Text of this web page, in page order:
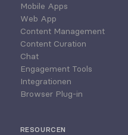
Mobile Apps
Web App
Content Management
Content Curation
Chat
Engagement Tools
Integrationen
Browser Plug-in
RESOURCEN